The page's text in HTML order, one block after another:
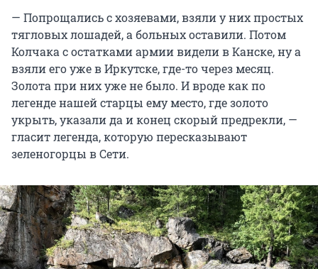
— Попрощались с хозяевами, взяли у них простых
тягловых лошадей, а больных оставили. Потом
Колчака с остатками армии видели в Канске, ну а
взяли его уже в Иркутске, где-то через месяц.
Золота при них уже не было. И вроде как по
легенде нашей старцы ему место, где золото
укрыть, указали да и конец скорый предрекли, —
гласит легенда, которую пересказывают
зеленогорцы в Сети.